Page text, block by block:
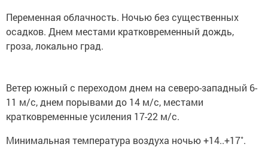
Переменная облачность. Ночью без существенных
осадков. Днем местами кратковременный дождь,
гроза, локально град.
Ветер южный с переходом днем на северо-западный 6-
11 м/с, днем порывами до 14 м/с, местами
кратковременные усиления 17-22 м/с.
Минимальная температура воздуха ночью +14..+17˚.